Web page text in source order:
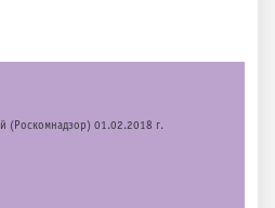
(Роскомнадзор) 01.02.2018 г.